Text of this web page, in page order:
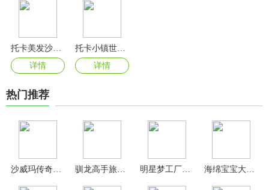
托卡美发沙龙4官方版
详情
详情
热门推荐
沙威玛传奇无广告版 明星梦工厂九游版